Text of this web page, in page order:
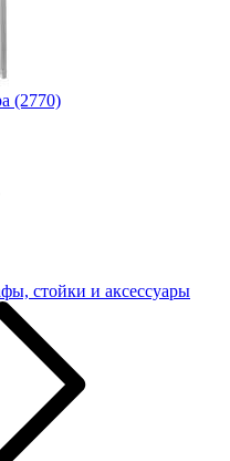
(2770)
стойки и аксессуары